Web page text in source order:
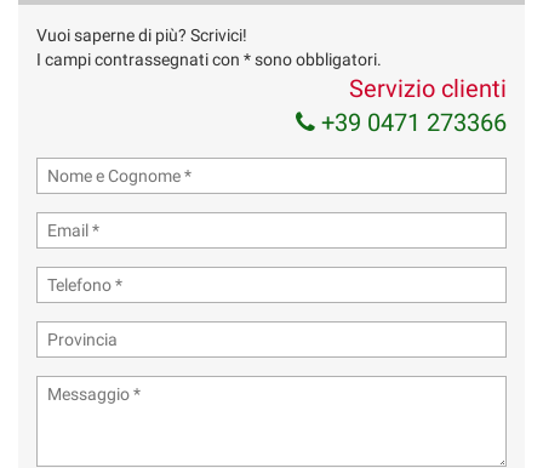
Invia la tua richiesta
Vuoi saperne di più? Scrivici!
I campi contrassegnati con * sono obbligatori.
Servizio clienti
+39 0471 273366